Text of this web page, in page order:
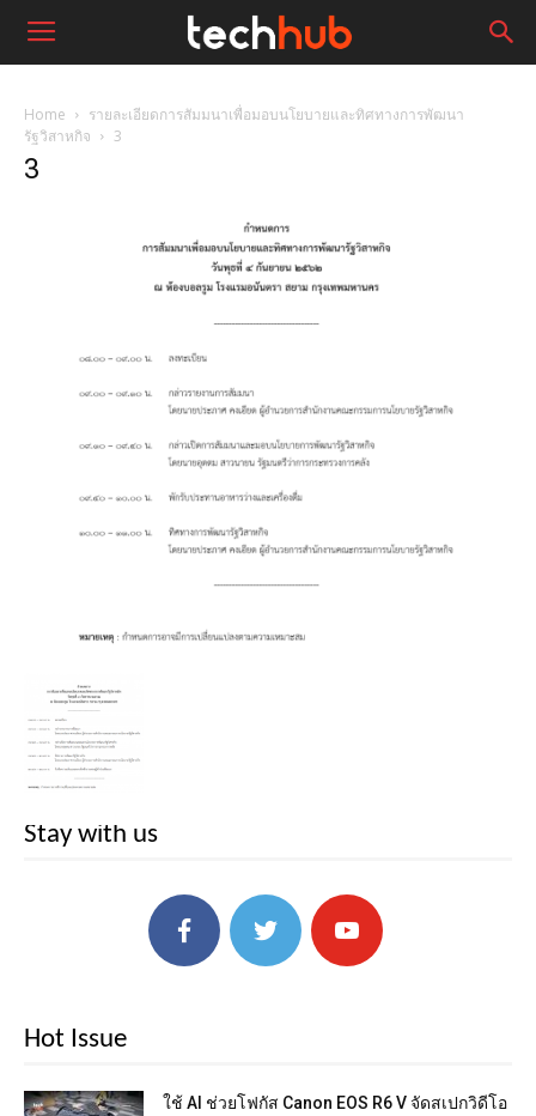
Home
รายละเอียดการสัมมนาเพื่อมอบนโยบายและทิศทางการพัฒนา
รัฐวิสาหกิจ
3
3
Stay with us
Hot Issue
ใช้ AI ช่วยโฟกัส Canon EOS R6 V จัดสเปกวิดีโอ